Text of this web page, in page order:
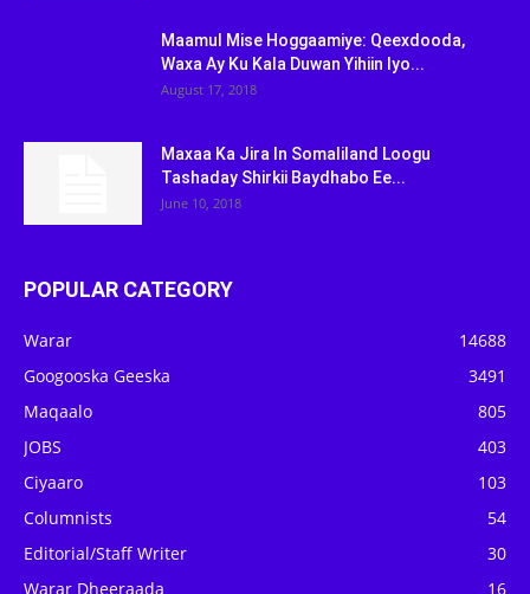
Maamul Mise Hoggaamiye: Qeexdooda,
Waxa Ay Ku Kala Duwan Yihiin Iyo...
August 17, 2018
Maxaa Ka Jira In Somaliland Loogu
Tashaday Shirkii Baydhabo Ee...
June 10, 2018
POPULAR CATEGORY
Warar
14688
Googooska Geeska
3491
Maqaalo
805
JOBS
403
Ciyaaro
103
Columnists
54
Editorial/Staff Writer
30
Warar Dheeraada
16